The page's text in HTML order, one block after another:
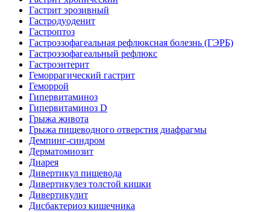
Гастрит эрозивный
Гастродуоденит
Гастроптоз
Гастроэзофагеальная рефлюксная болезнь (ГЭРБ)
Гастроэзофагеальный рефлюкс
Гастроэнтерит
Геморрагический гастрит
Геморрой
Гипервитаминоз
Гипервитаминоз D
Грыжа живота
Грыжа пищеводного отверстия диафрагмы
Демпинг-синдром
Дерматомиозит
Диарея
Дивертикул пищевода
Дивертикулез толстой кишки
Дивертикулит
Дисбактериоз кишечника